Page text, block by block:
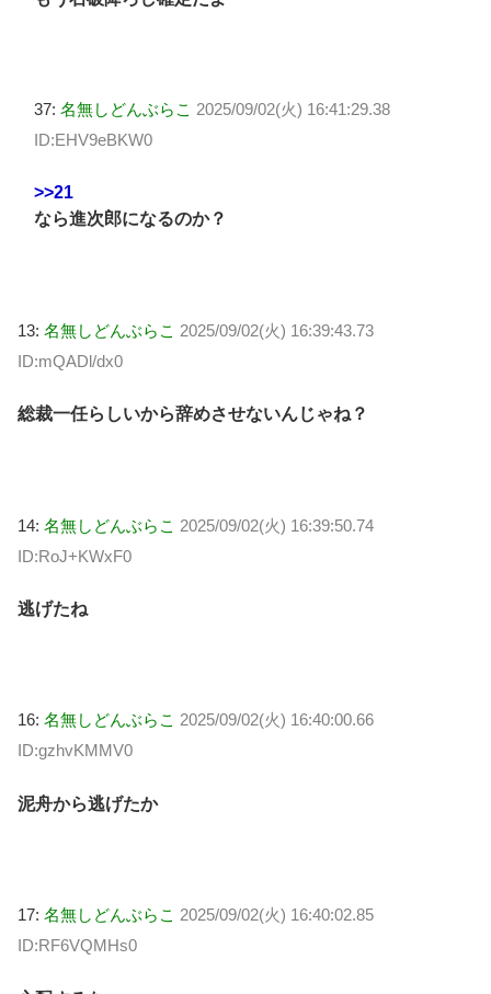
37: 名無しどんぶらこ 2025/09/02(火) 16:41:29.38
ID:EHV9eBKW0
>>21
なら進次郎になるのか？
13: 名無しどんぶらこ 2025/09/02(火) 16:39:43.73
ID:mQADl/dx0
総裁一任らしいから辞めさせないんじゃね？
14: 名無しどんぶらこ 2025/09/02(火) 16:39:50.74
ID:RoJ+KWxF0
逃げたね
16: 名無しどんぶらこ 2025/09/02(火) 16:40:00.66
ID:gzhvKMMV0
泥舟から逃げたか
17: 名無しどんぶらこ 2025/09/02(火) 16:40:02.85
ID:RF6VQMHs0